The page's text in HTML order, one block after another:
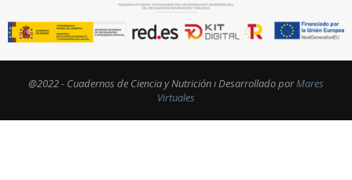
@2022 - Cuadernos de Ciencia y Nutrición ı Desarrollado porMares
Virtuales